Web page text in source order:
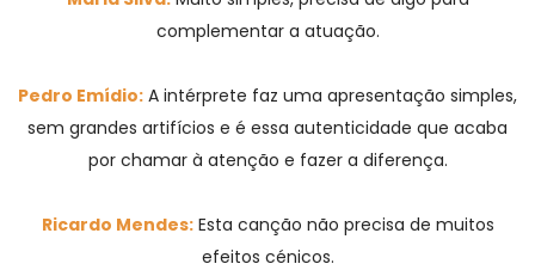
complementar a atuação.
Pedro Emídio: A intérprete faz uma apresentação simples,
sem grandes artifícios e é essa autenticidade que acaba
por chamar à atenção e fazer a diferença.
Ricardo Mendes:Esta canção não precisa de muitos
efeitos cénicos.